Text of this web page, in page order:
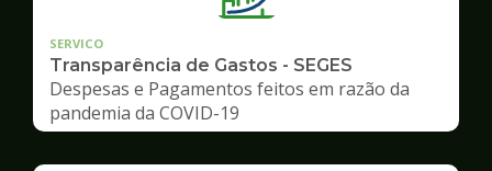
SERVICO
Transparência de Gastos - SEGES
Despesas e Pagamentos feitos em razão da
pandemia da COVID-19